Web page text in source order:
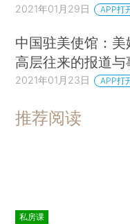
2021年01月29日 APP打
中国驻美使馆：
高层往来的报道
2021年01月23日 APP打
推荐阅读
私房课